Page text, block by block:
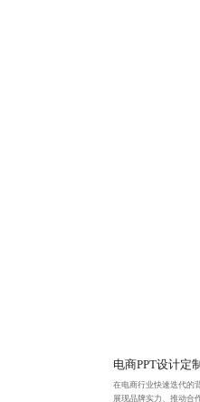
电商PPT设计定
在电商行业快速迭代的
展现品牌实力、推动合